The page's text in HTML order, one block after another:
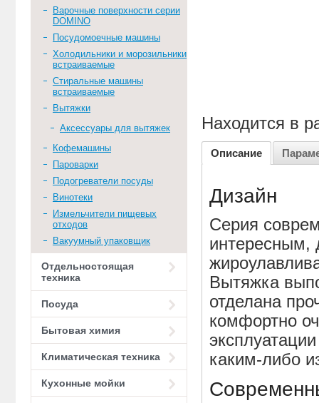
Варочные поверхности серии
DOMINO
Посудомоечные машины
Холодильники и морозильники
встраиваемые
Стиральные машины
встраиваемые
Вытяжки
Аксессуары для вытяжек
Кофемашины
Пароварки
Подогреватели посуды
Винотеки
Измельчители пищевых
отходов
Вакуумный упаковщик
Отдельностоящая
техника
Посуда
Бытовая химия
Климатическая техника
Кухонные мойки
Находится в
Описание
Дизайн
Серия
интересным,
Вытяжка
отделана
комфортно
каким-либо